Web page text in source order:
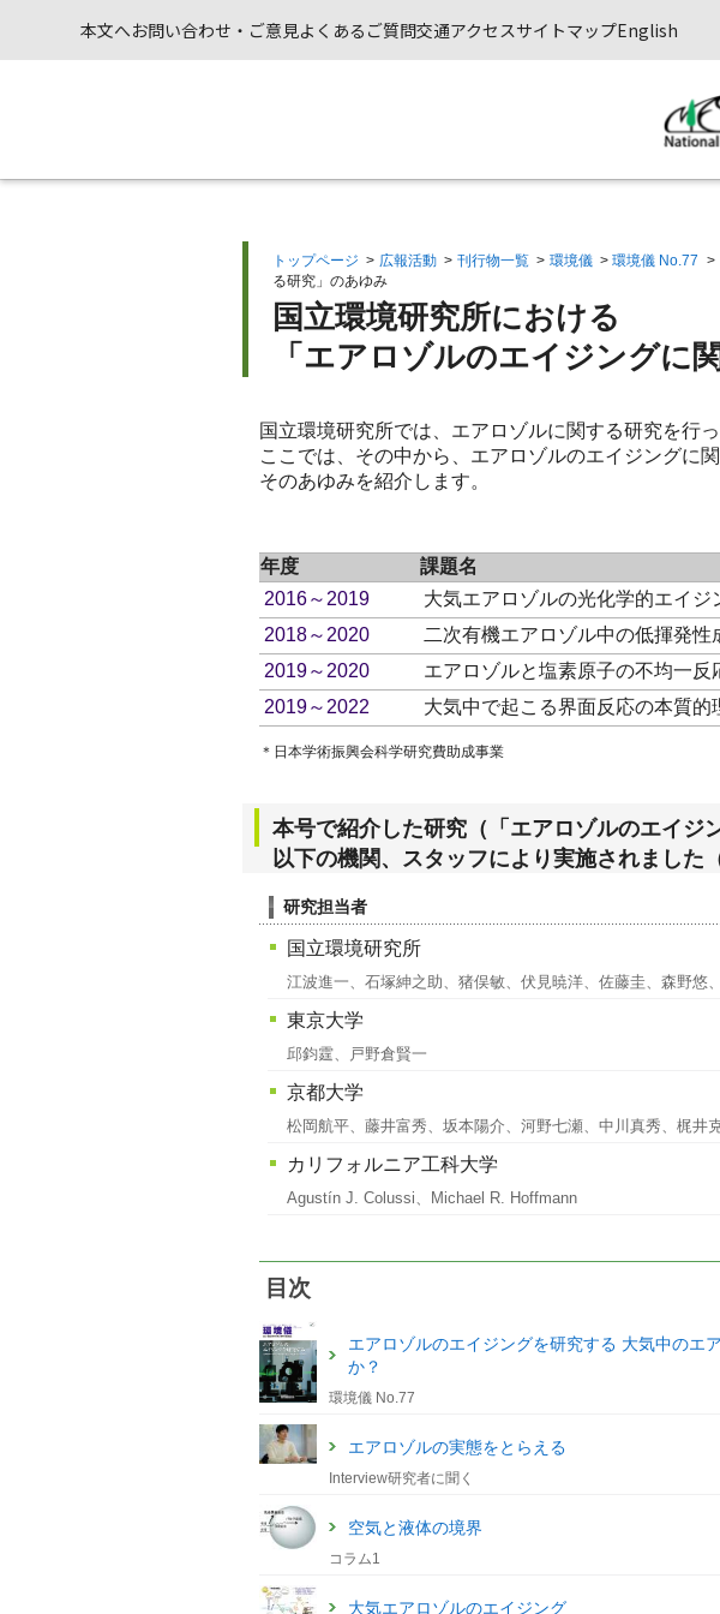
本文へお問い合わせ・ご意見よくあるご質問交通アクセスサイトマップEnglish
トップページ > 広報活動 > 刊行物一覧 > 環境儀 > 環境儀 No.77 >
る研究」のあゆみ
国立環境研究所における
「エアロゾルのエイジングに
国立環境研究所では、エアロゾルに関する研究を行っ
ここでは、その中から、エアロゾルのエイジングに
そのあゆみを紹介します。
年度
課題名
2016～2019
大気エアロゾルの光化学的エイジ
2018～2020
二次有機エアロゾル中の低揮発
2019～2020
エアロゾルと塩素原子の不均一反
2019～2022
大気中で起こる界面反応の本質的
＊日本学術振興会科学研究費助成事業
本号で紹介した研究（「エアロゾルのエイジ
以下の機関、スタッフにより実施されました
研究担当者
国立環境研究所
江波進一、石塚紳之助、猪俣敏、伏見暁洋、佐藤圭、森野悠
東京大学
邱鈞霆、戸野倉賢一
京都大学
松岡航平、藤井富秀、坂本陽介、河野七瀬、中川真秀、梶井
カリフォルニア工科大学
Agustín J. Colussi、Michael R. Hoffmann
目次
エアロゾルのエイジングを研究する 大気中のエ
か？
環境儀 No.77
エアロゾルの実態をとらえる
Interview研究者に聞く
空気と液体の境界
コラム1
大気エアロゾルのエイジング